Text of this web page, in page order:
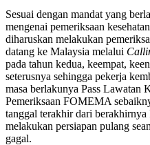
Sesuai dengan mandat yang
mengenai pemeriksaan
diharuskan melakukan
datang ke Malaysia melalui
pada tahun kedua, keempat,
seterusnya sehingga pekerja
masa berlakunya Pass Lawatan
Pemeriksaan FOMEMA
tanggal terakhir dari
melakukan persiapan pulang
gagal.